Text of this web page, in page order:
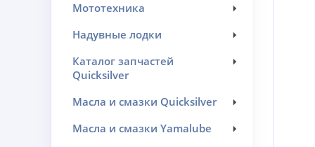
Мототехника
Надувные лодки
Каталог запчастей
Quicksilver
Масла и смазки Quicksilver
Масла и смазки Yamalube